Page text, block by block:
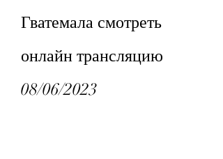
Гватемала смотреть
онлайн трансляцию
08/06/2023